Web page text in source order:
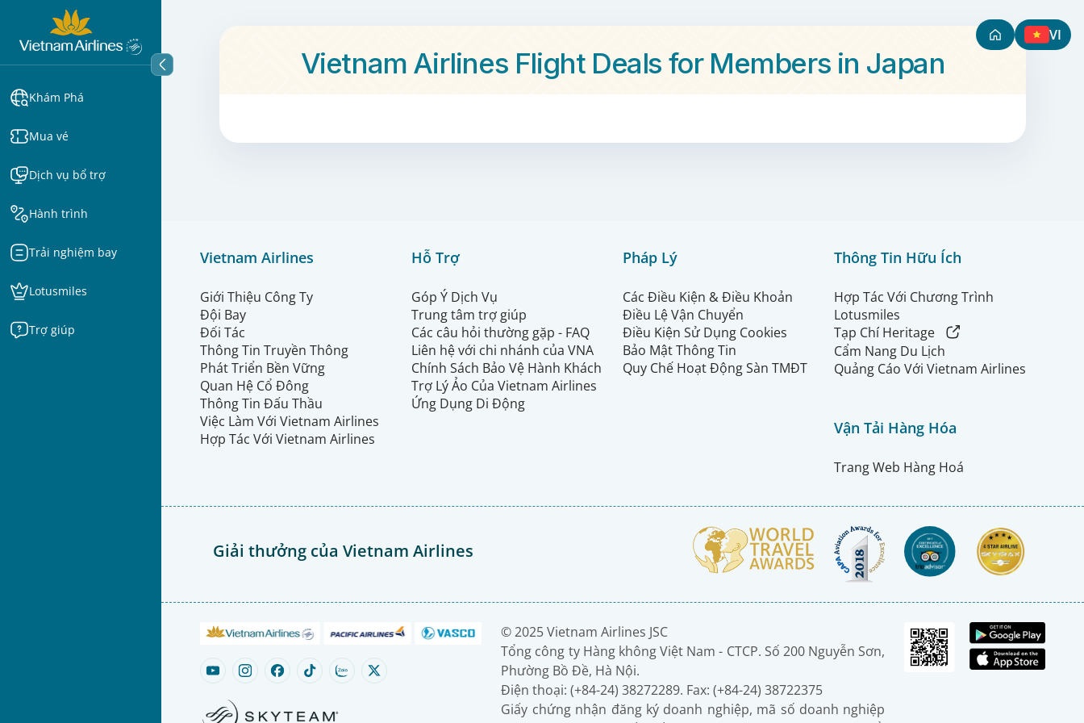
Khám Phá
Mua vé
Dịch vụ bổ trợ
Hành trình
Trải nghiệm bay
Lotusmiles
Trợ giúp
VI
Vietnam Airlines Flight Deals for Members in Japan
Vietnam Airlines
Giới Thiệu Công Ty
Đội Bay
Đối Tác
Thông Tin Truyền Thông
Phát Triển Bền Vững
Quan Hệ Cổ Đông
Thông Tin Đấu Thầu
Việc Làm Với Vietnam Airlines
Hợp Tác Với Vietnam Airlines
Hỗ Trợ
Góp Ý Dịch Vụ
Trung tâm trợ giúp
Các câu hỏi thường gặp - FAQ
Liên hệ với chi nhánh của VNA
Chính Sách Bảo Vệ Hành Khách
Trợ Lý Ảo Của Vietnam Airlines
Ứng Dụng Di Động
Pháp Lý
Các Điều Kiện & Điều Khoản
Điều Lệ Vận Chuyển
Điều Kiện Sử Dụng Cookies
Bảo Mật Thông Tin
Quy Chế Hoạt Động Sàn TMĐT
Thông Tin Hữu Ích
Hợp Tác Với Chương Trình
Lotusmiles
Tạp Chí Heritage
Cẩm Nang Du Lịch
Quảng Cáo Với Vietnam Airlines
Vận Tải Hàng Hóa
Trang Web Hàng Hoá
Giải thưởng của Vietnam Airlines
© 2025 Vietnam Airlines JSC
Tổng công ty Hàng không Việt Nam - CTCP. Số 200 Nguyễn Sơn,
Phường Bồ Đề, Hà Nội.
Điện thoại: (+84-24) 38272289. Fax: (+84-24) 38722375
Giấy chứng nhận đăng ký doanh nghiệp, mã số doanh nghiệp